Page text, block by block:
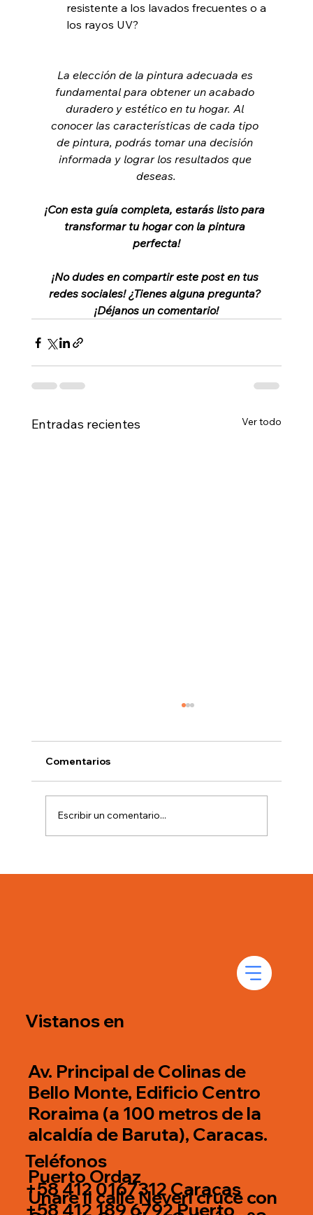
resistente a los lavados frecuentes o a
los rayos UV?
La elección de la pintura adecuada es
fundamental para obtener un acabado
duradero y estético en tu hogar. Al
conocer las características de cada tipo
de pintura, podrás tomar una decisión
informada y lograr los resultados que
deseas.
¡Con esta guía completa, estarás listo para
transformar tu hogar con la pintura
perfecta!
¡No dudes en compartir este post en tus
redes sociales! ¿Tienes alguna pregunta?
¡Déjanos un comentario!
Entradas recientes Ver todo
Comentarios
Escribir un comentario...
Vistanos en
Av. Principal de Colinas de
Bello Monte, Edificio Centro
Roraima (a 100 metros de la
alcaldía de Baruta), Caracas.
Puerto Ordaz
Unare II calle Neverí cruce con
Teléfonos
+58 412 0167312 Caracas
+58 412 189 6792 Puerto